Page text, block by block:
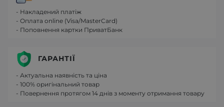
- Накладений платіж
- Оплата online (Visa/MasterCard)
- Поповнення картки ПриватБанк
ГАРАНТІЇ
- Актуальна наявність та ціна
- 100% оригінальний товар
- Повернення протягом 14 днів з моменту отримання товару